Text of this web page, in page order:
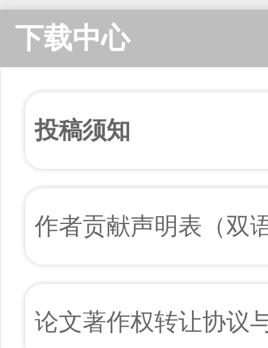
下载中心
投稿须知
作者贡献声明表（双
论文著作权转让协议